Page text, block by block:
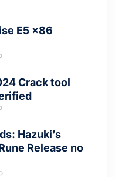
E5 x86
Crack tool
Hazuki’s
Release no